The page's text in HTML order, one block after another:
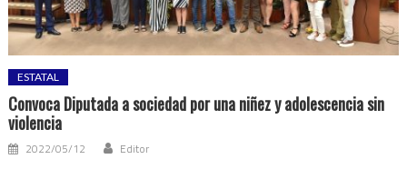
ESTATAL
Convoca Diputada a sociedad por una niñez y adolescencia sin
violencia
2022/05/12 Editor